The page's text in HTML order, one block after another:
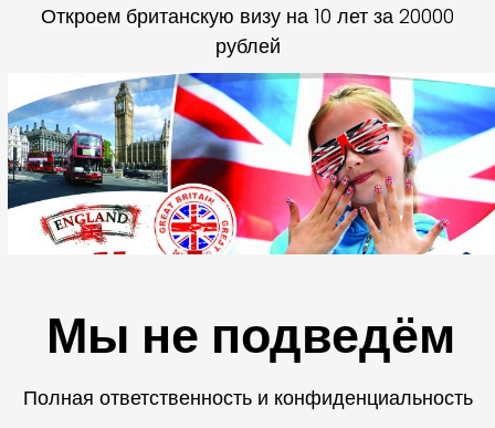
Откроем британскую визу на 10 лет за 20000
рублей
Мы не подведём
Полная ответственность и конфиденциальность